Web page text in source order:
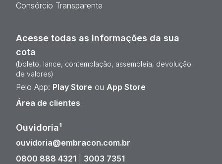
Consórcio Transparente
Acesse todas as informações da sua
cota
(boleto, lance, contemplação, assembleia, devolução
de valores)
Pelo App: Play Store ou App Store
Área de clientes
Ouvidoria¹
ouvidoria@embracon.com.br
0800 888 4321
3003 7351